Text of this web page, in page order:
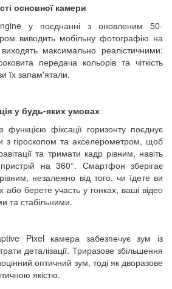
основної камери
у поєднанні з оновленим 50-
виводить мобільну фотографію на
максимально реалістичними:
передача кольорів та чіткість
їх запам'ятали.
у будь-яких умовах
фіксації горизонту поєднує
з гіроскопом та акселерометром, щоб
та тримати кадр рівним, навіть
на 360°. Смартфон зберігає
незалежно від того, чи їдете ви
або берете участь у гонках, ваші відео
та стабільними.
Pixel камера забезпечує зум із
деталізації. Триразове збільшення
оптичний зум, тоді як дворазове
якістю.